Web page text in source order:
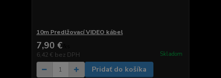
10m Predlžovací VIDEO kábel
7,90 €
6,42 € bez DPH Skladom
Pridať do košíka